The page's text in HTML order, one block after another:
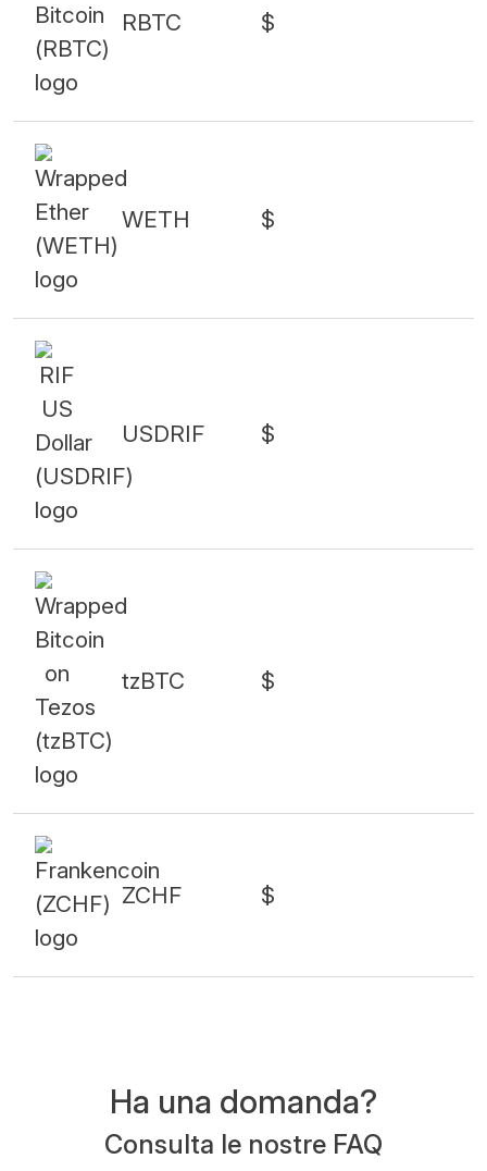
RBTC $
WETH $
USDRIF $
tzBTC $
ZCHF $
Ha una domanda?
Consulta le nostre FAQ